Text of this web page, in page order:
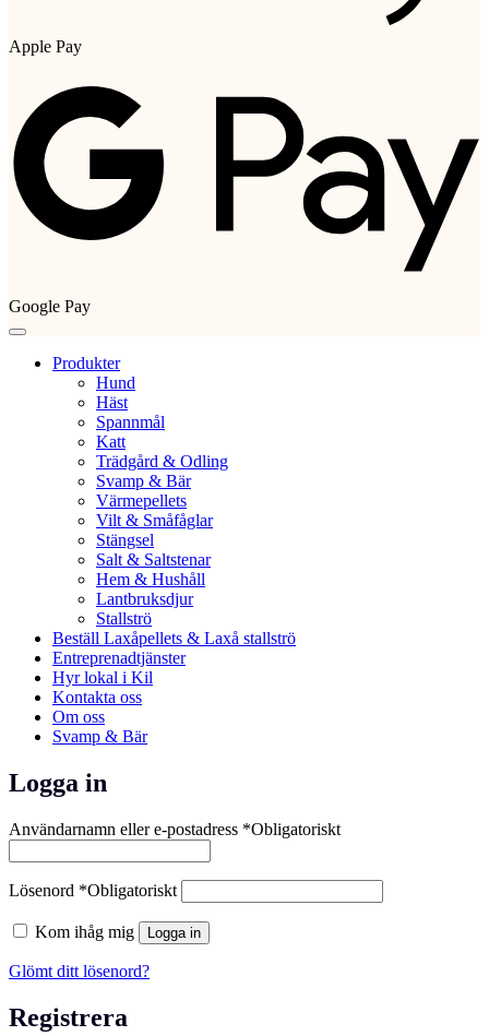
Apple Pay
Google Pay
Produkter
Hund
Häst
Spannmål
Katt
Trädgård & Odling
Svamp & Bär
Värmepellets
Vilt & Småfåglar
Stängsel
Salt & Saltstenar
Hem & Hushåll
Lantbruksdjur
Stallströ
Beställ Laxåpellets & Laxå stallströ
Entreprenadtjänster
Hyr lokal i Kil
Kontakta oss
Om oss
Svamp & Bär
Logga in
Användarnamn eller e-postadress *Obligatoriskt
Lösenord *Obligatoriskt
Kom ihåg mig Logga in
Glömt ditt lösenord?
Registrera